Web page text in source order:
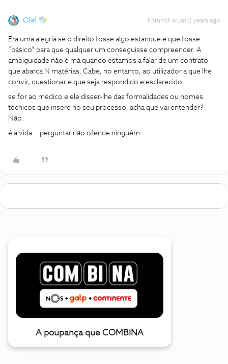
Olaf Forum|Forum|2 years ago
Era uma alegria se o direito fosse algo estanque e que fosse
“básico” para que qualquer um conseguisse compreender. A
ambiguidade não é má quando estamos a falar de um contrato
que abarca N matérias. Cabe, no entanto, ao utilizador a que lhe
convir, questionar e que seja respondido e esclarecido.
se for ao médico e ele disser-lhe das formalidades ou nomes
técnicos que insere no seu processo, acha que vai entender?
Não.
é a vida… perguntar não ofende ninguém
A poupança que COMBINA